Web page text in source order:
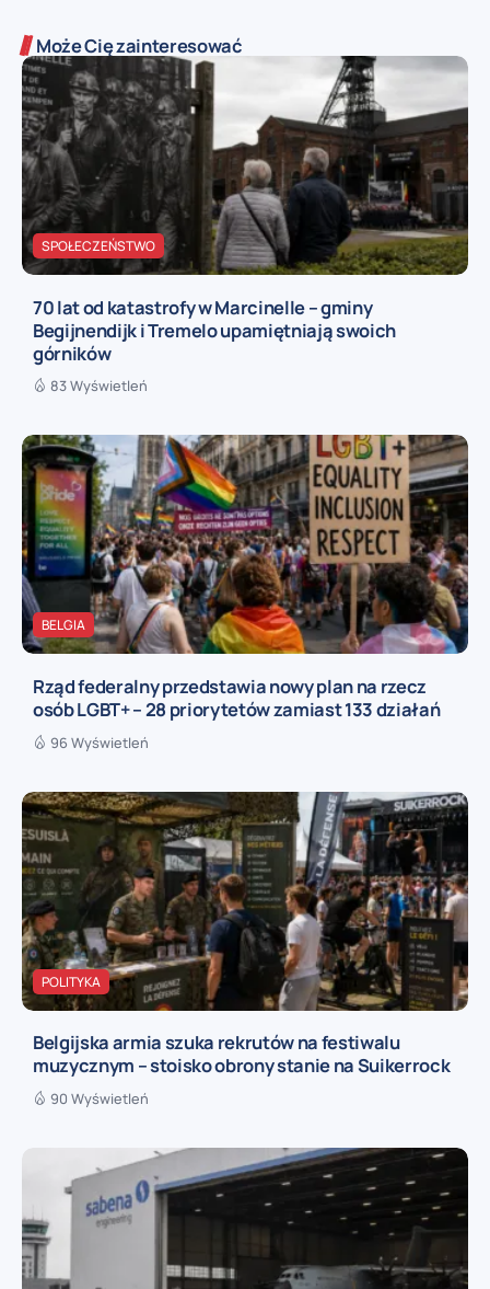
Może Cię zainteresować
SPOŁECZEŃSTWO
70 lat od katastrofy w Marcinelle – gminy
Begijnendijk i Tremelo upamiętniają swoich
górników
83 Wyświetleń
BELGIA
Rząd federalny przedstawia nowy plan na rzecz
osób LGBT+ – 28 priorytetów zamiast 133 działań
96 Wyświetleń
POLITYKA
Belgijska armia szuka rekrutów na festiwalu
muzycznym – stoisko obrony stanie na Suikerrock
90 Wyświetleń